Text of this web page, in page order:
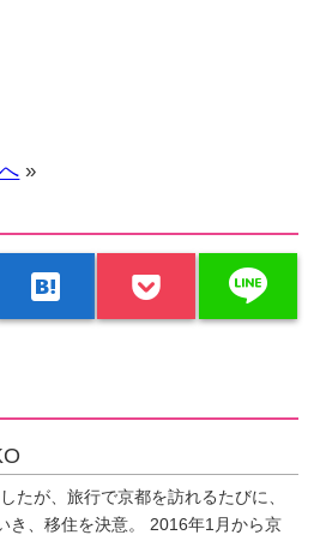
»
hatenabookmark line
たが、旅行で京都を訪れるたびに、
き、移住を決意。 2016年1月から京